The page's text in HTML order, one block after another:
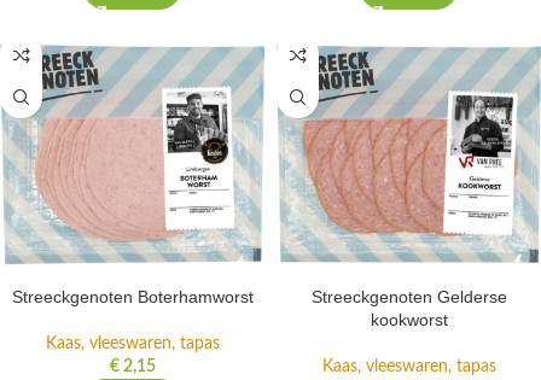
Streeckgenoten Boterhamworst
Kaas, vleeswaren, tapas
€2,15
Streeckgenoten Gelderse
kookworst
Kaas, vleeswaren, tapas